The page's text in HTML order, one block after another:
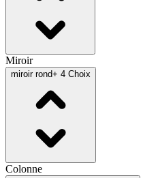
Miroir
miroir rond+ 4 Choix
Colonne